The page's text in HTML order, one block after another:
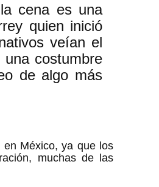
cena es una
quien inició
veían el
costumbre
de algo más
en México, ya que los
muchas de las